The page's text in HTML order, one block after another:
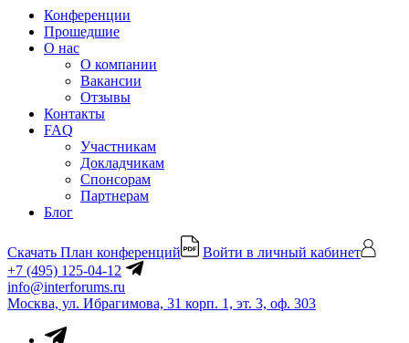
Конференции
Прошедшие
О нас
О компании
Вакансии
Отзывы
Контакты
FAQ
Участникам
Докладчикам
Спонсорам
Партнерам
Блог
Скачать План конференций
Войти в личный кабинет
+7 (495) 125-04-12
info@interforums.ru
Москва, ул. Ибрагимова, 31 корп. 1, эт. 3, оф. 303